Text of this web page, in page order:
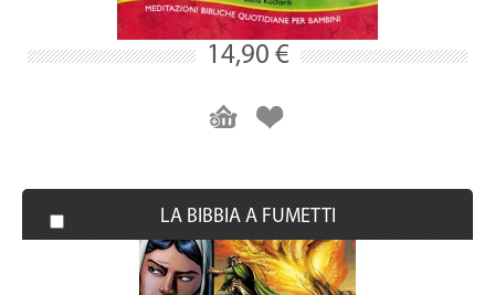
14,90 €
LA BIBBIA A FUMETTI